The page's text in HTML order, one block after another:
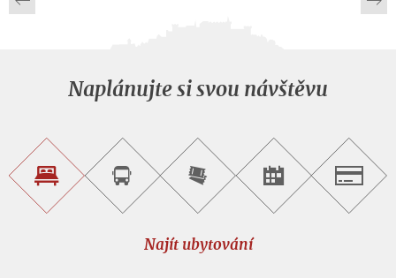
Naplánujte si svou návštěvu
Najít
ubytování
Objednat
okružní
Zakoupit
vstupenky
on-
Najít
pořad/akci
Najít ubytování